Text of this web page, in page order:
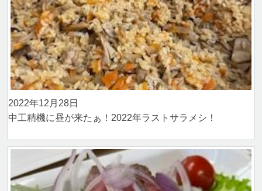
2022年12月28日
中工精機に昼が来たぁ！2022年ラストサラメシ！